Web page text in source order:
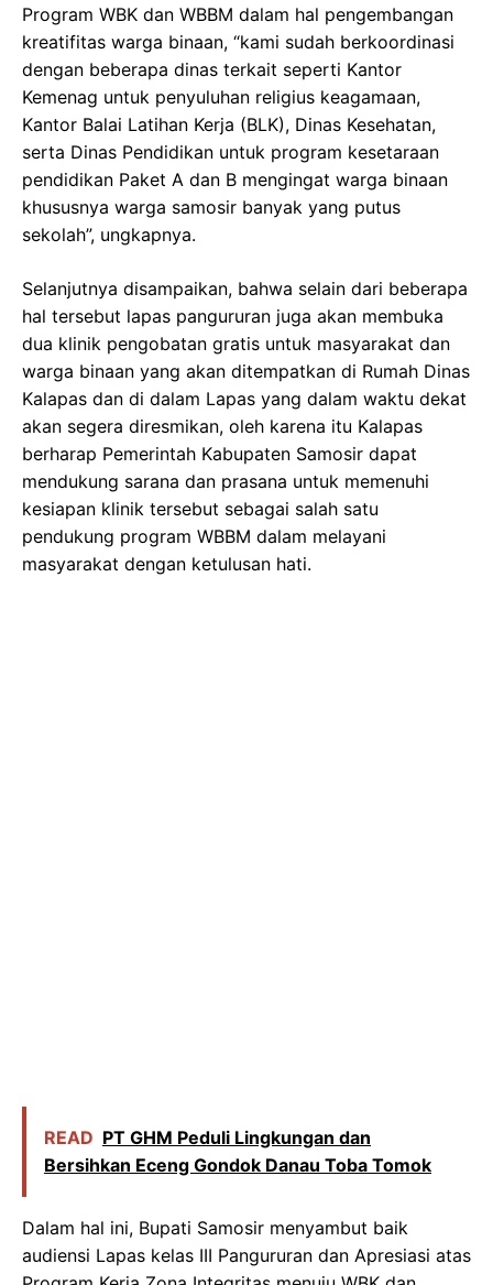
Program WBK dan WBBM dalam hal pengembangan
kreatifitas warga binaan, “kami sudah berkoordinasi
dengan beberapa dinas terkait seperti Kantor
Kemenag untuk penyuluhan religius keagamaan,
Kantor Balai Latihan Kerja (BLK), Dinas Kesehatan,
serta Dinas Pendidikan untuk program kesetaraan
pendidikan Paket A dan B mengingat warga binaan
khususnya warga samosir banyak yang putus
sekolah”, ungkapnya.
Selanjutnya disampaikan, bahwa selain dari beberapa
hal tersebut lapas pangururan juga akan membuka
dua klinik pengobatan gratis untuk masyarakat dan
warga binaan yang akan ditempatkan di Rumah Dinas
Kalapas dan di dalam Lapas yang dalam waktu dekat
akan segera diresmikan, oleh karena itu Kalapas
berharap Pemerintah Kabupaten Samosir dapat
mendukung sarana dan prasana untuk memenuhi
kesiapan klinik tersebut sebagai salah satu
pendukung program WBBM dalam melayani
masyarakat dengan ketulusan hati.
READ PT GHM Peduli Lingkungan dan
Bersihkan Eceng Gondok Danau Toba Tomok
Dalam hal ini, Bupati Samosir menyambut baik
audiensi Lapas kelas III Pangururan dan Apresiasi atas